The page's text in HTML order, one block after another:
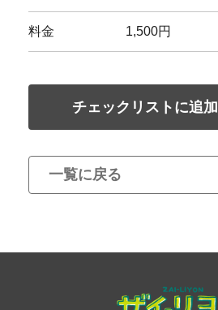
料金 1,500円
チェックリストに追加
一覧に戻る